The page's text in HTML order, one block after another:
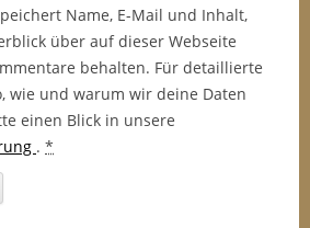
Name, E-Mail und Inhalt,
über auf dieser Webseite
behalten. Für detaillierte
wie und warum wir deine Daten
einen Blick in unsere
. *